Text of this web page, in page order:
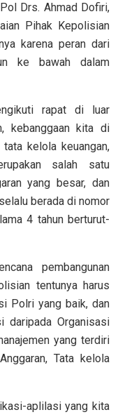
Drs. Ahmad Dofiri,
Pihak Kepolisian
karena peran dari
ke bawah dalam
rapat di luar
kebanggaan kita di
kelola keuangan,
salah satu
yang besar, dan
berada di nomor
4 tahun berturut-
pembangunan
tentunya harus
Polri yang baik, dan
daripada Organisasi
yang terdiri
Tata kelola
aplilasi yang kita